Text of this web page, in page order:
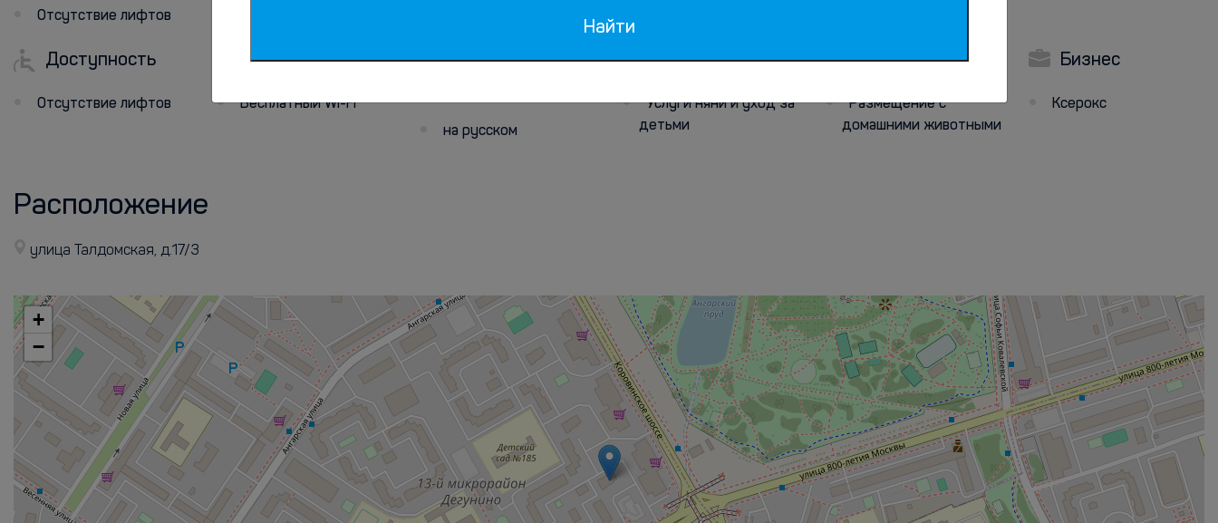
Отсутствие лифтов
Доступность
Отсутствие лифтов
Интернет
Бесплатный Wi-Fi
Персонал
на русском
Дети
Услуги няни и уход за
детьми
Животные
Размещение с
домашними животными
Бизнес
Ксерокс
Расположение
улица Талдомская, д.17/3
+
−
Найти